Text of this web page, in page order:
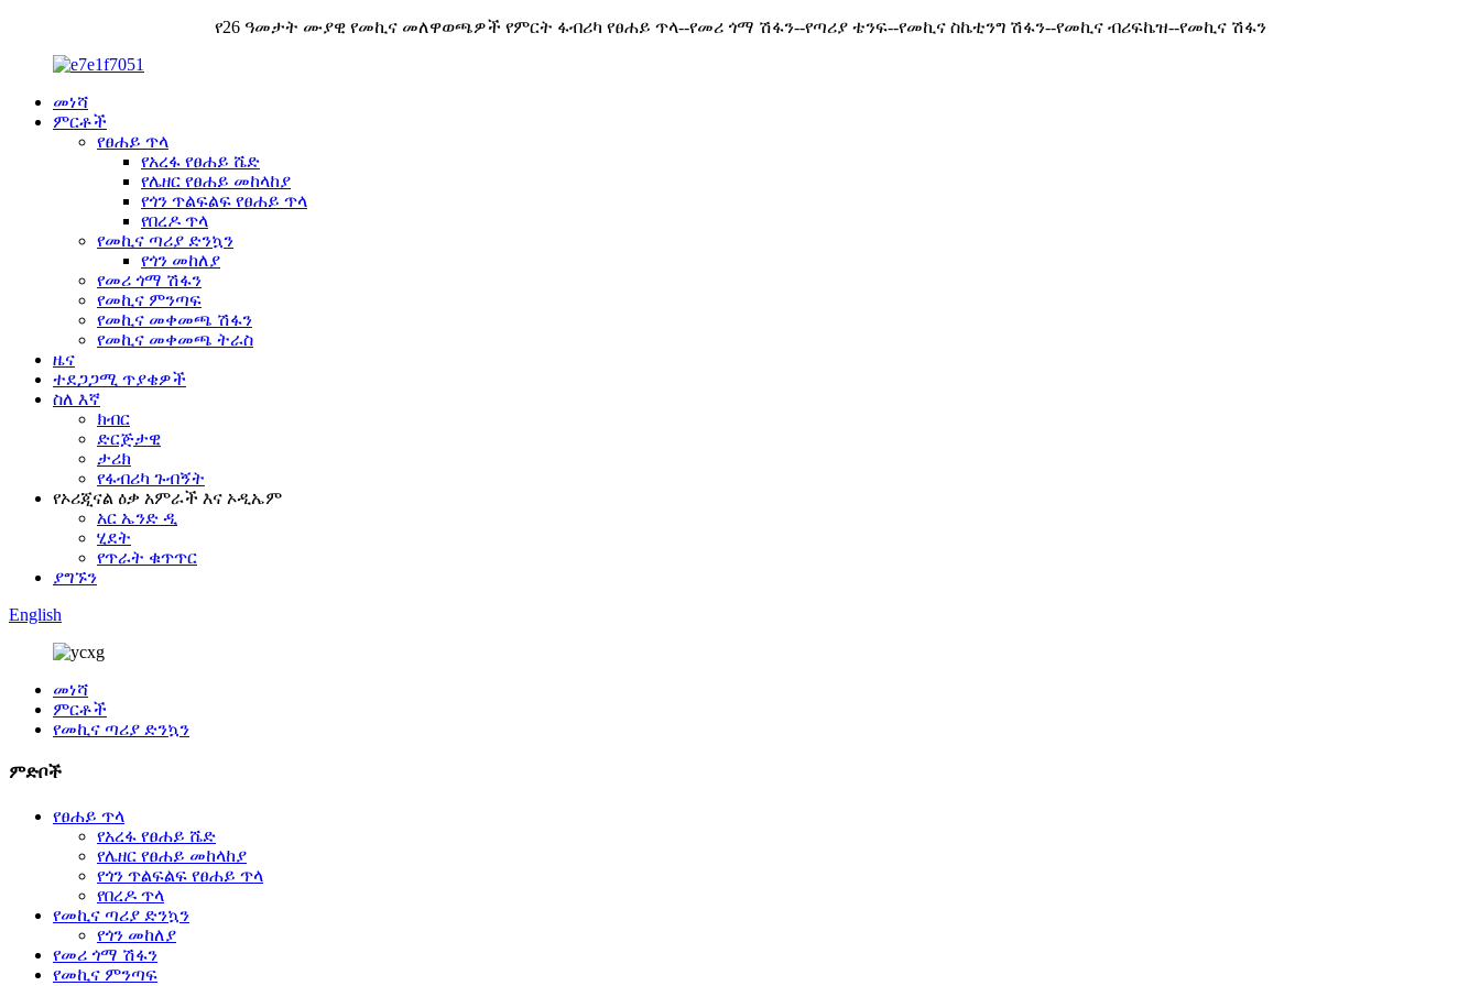
የ26 ዓመታት ሙያዊ የመኪና መለዋወጫዎች የምርት ፋብሪካ የፀሐይ ጥላ--የመሪ ጎማ ሽፋን--የጣሪያ ቴንፍ--የመኪና ስኬቲንግ ሽፋን--የመኪና ብሪፍኬዝ--የመኪና ሽፋን
መነሻ
ምርቶች
የፀሐይ ጥላ
የአረፋ የፀሐይ ሼድ
የሌዘር የፀሐይ መከላከያ
የጎን ጥልፍልፍ የፀሐይ ጥላ
የበረዶ ጥላ
የመኪና ጣሪያ ድንኳን
የጎን መከለያ
የመሪ ጎማ ሽፋን
የመኪና ምንጣፍ
የመኪና መቀመጫ ሽፋን
የመኪና መቀመጫ ትራስ
ዜና
ተደጋጋሚ ጥያቄዎች
ስለ እኛ
ክብር
ድርጅታዊ
ታሪክ
የፋብሪካ ጉብኝት
የኦሪጂናል ዕቃ አምራች እና ኦዲኤም
አር ኤንድ ዲ
ሂደት
የጥራት ቁጥጥር
ያግኙን
English
መነሻ
ምርቶች
የመኪና ጣሪያ ድንኳን
ምድቦች
የፀሐይ ጥላ
የአረፋ የፀሐይ ሼድ
የሌዘር የፀሐይ መከላከያ
የጎን ጥልፍልፍ የፀሐይ ጥላ
የበረዶ ጥላ
የመኪና ጣሪያ ድንኳን
የጎን መከለያ
የመሪ ጎማ ሽፋን
የመኪና ምንጣፍ